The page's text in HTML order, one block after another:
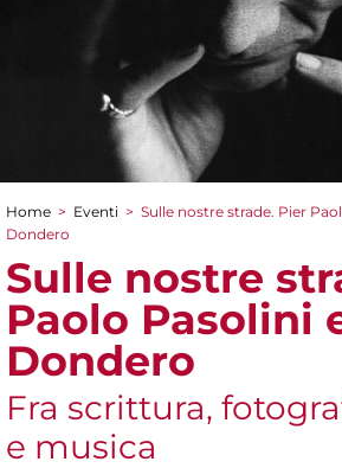
Tu sei qui
Home > Eventi > Sulle nostre strade. Pier
Dondero
Sulle nostre
Paolo Pasolini
Dondero
Fra scrittura,
e musica